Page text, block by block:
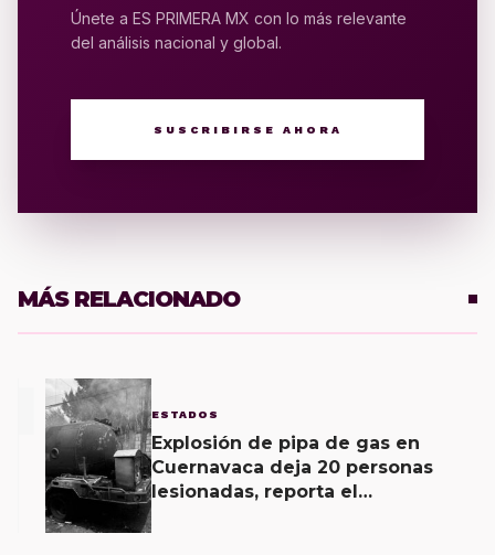
Únete a ES PRIMERA MX con lo más relevante
del análisis nacional y global.
SUSCRIBIRSE AHORA
MÁS RELACIONADO
ESTADOS
Explosión de pipa de gas en
Cuernavaca deja 20 personas
lesionadas, reporta el